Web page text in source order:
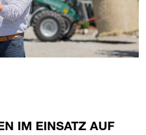
IM EINSATZ AUF